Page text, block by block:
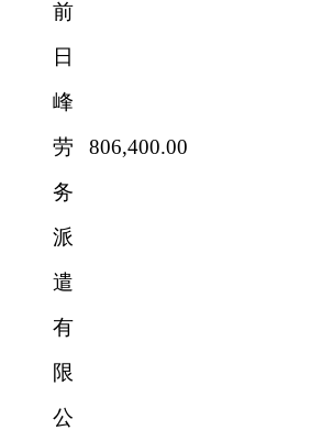
前
日
峰
劳
务
派
遣
有
限
公
806,400.00